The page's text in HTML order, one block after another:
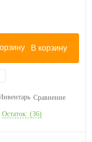
В корзину
Сравнение
Остаток: (36)